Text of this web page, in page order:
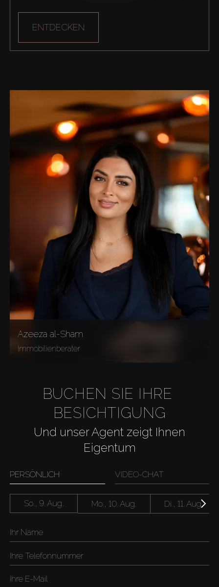
ENTDECKEN
Azeeza al-Sham
Immobilienberater
BUCHEN SIE IHRE
BESICHTIGUNG
Und unser Agent zeigt Ihnen
Eigentum
PERSÖNLICH VIDEO-CHAT
So., 9. Aug. Mo., 10. Aug. Di., 11. Aug.